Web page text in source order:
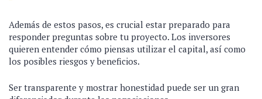
Además de estos pasos, es crucial estar preparado para
responder preguntas sobre tu proyecto. Los inversores
quieren entender cómo piensas utilizar el capital, así como
los posibles riesgos y beneficios.
Ser transparente y mostrar honestidad puede ser un gran